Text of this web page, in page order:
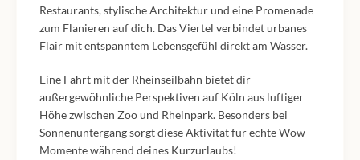
Restaurants, stylische Architektur und eine Promenade
zum Flanieren auf dich. Das Viertel verbindet urbanes
Flair mit entspanntem Lebensgefühl direkt am Wasser.
Eine Fahrt mit der Rheinseilbahn bietet dir
außergewöhnliche Perspektiven auf Köln aus luftiger
Höhe zwischen Zoo und Rheinpark. Besonders bei
Sonnenuntergang sorgt diese Aktivität für echte Wow-
Momente während deines Kurzurlaubs!